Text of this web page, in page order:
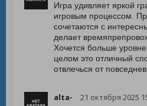
Игра удивляет яркой
игровым процессом.
сочетаются с
делает
Хочется больше
целом это отличный
отвлечься от
alta- 21 октября 2025